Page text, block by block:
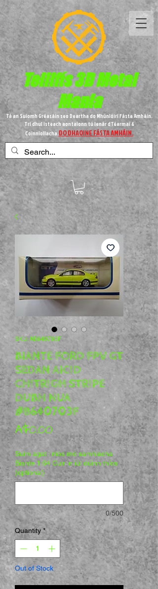
Teilifís 3D Metal
Mania
Tá an Suíomh Gréasáin seo Deartha do Mhúnlóirí Fásta Amháin.
Trí dhul isteach aontaíonn tú lenár dTéarmaí &
Coinníollacha.DO DHAOINE FÁSTA AMHÁIN.
SKU: #B640703F
BIANTE FORD FPV GT
SEDAN AICID
CHITRIGH STRIPE
DUBH NUA
#B640703F
A$0.00Price
Suim agat i níos mó samhlacha
Biante 1:64 Cuir in iúl dúinn thíos
(optional)
0/500
Quantity *
Out of Stock